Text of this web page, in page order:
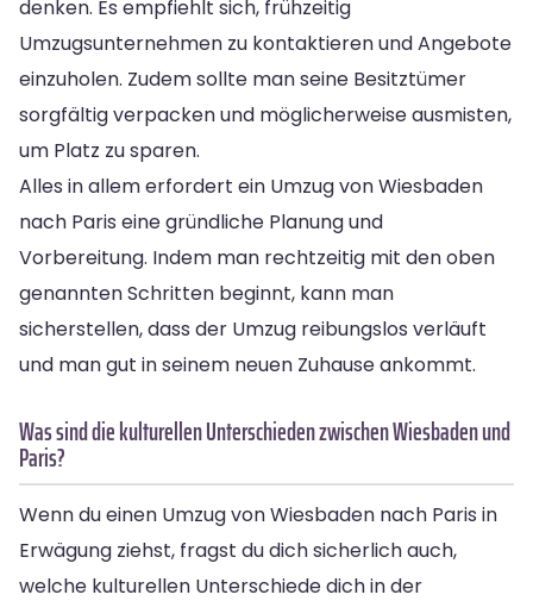
denken. Es empfiehlt sich, frühzeitig
Umzugsunternehmen zu kontaktieren und Angebote
einzuholen. Zudem sollte man seine Besitztümer
sorgfältig verpacken und möglicherweise ausmisten,
um Platz zu sparen.
Alles in allem erfordert ein Umzug von Wiesbaden
nach Paris eine gründliche Planung und
Vorbereitung. Indem man rechtzeitig mit den oben
genannten Schritten beginnt, kann man
sicherstellen, dass der Umzug reibungslos verläuft
und man gut in seinem neuen Zuhause ankommt.
Was sind die kulturellen Unterschieden zwischen Wiesbaden und
Paris?
Wenn du einen Umzug von Wiesbaden nach Paris in
Erwägung ziehst, fragst du dich sicherlich auch,
welche kulturellen Unterschiede dich in der